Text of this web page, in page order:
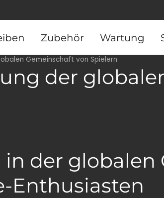
Zubehör Wartung
Gemeinschaft von Spielern
der
der globalen
Enthusiasten